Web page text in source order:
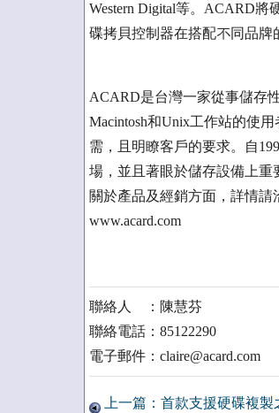
Western Digital等。ACARD
碟拷貝控制器在搭配不同品牌
ACARD是台灣一家從事儲存
Macintosh和Unix工作站的使
需，且明瞭客戶的要求。自
場，並且著眼於儲存設備上重
關於產品及經銷方面，詳情請
www.acard.com
聯絡人 ：陳慧芬
聯絡電話：85122290
電子郵件：claire@acard.com
上一篇：首款支援硬碟複製